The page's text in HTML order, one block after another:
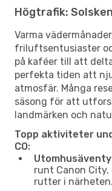
Högtrafik:
Varma
friluftsentusiaster
på kaféer till att
perfekta tiden att
atmosfär. Många
säsong för att
landmärken och
Topp aktiviteter
CO:
runt Canon City,
rutter i närheten.